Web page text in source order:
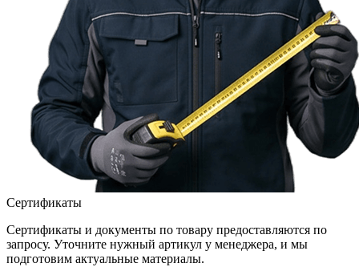
Сертификаты
Сертификаты и документы по товару предоставляются по
запросу. Уточните нужный артикул у менеджера, и мы
подготовим актуальные материалы.